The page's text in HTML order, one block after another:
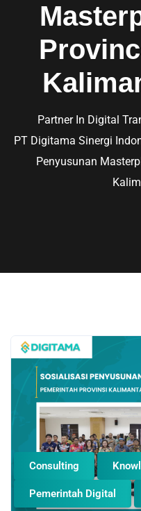
Partner In Digital
PT Digitama Sinergi
Penyusunan
Consulting
Pemerintah Digital